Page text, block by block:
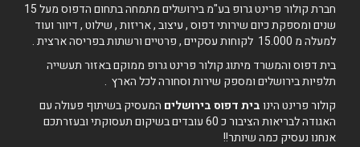
חברת קולור פרינט גרופ בע"מ בירושלים מתמחה בתחום הדפוס מעל 15
שנים ומספקת כיום שירותי דפוס , עיצוב , אריזות , שילוט , דיוור ועוד
למעלה מ 15.000 לקוחות עסקיים , פרטיים ורשתות בפריסה ארצית .
בית דפוס והמשרד מיתוג קולור פרינט גרופ ממוקם באזור תעשייה
תלפיות בירושלים ומספק שירות וסחורה לכל הארץ .
קולור פרינט הינובית דפוס בירושלים המעסיק בשיתוף פעולה עם
האגודה לבריאות הציבור כ 60 עובדים בשיקום תעסוקתי ובעזרתכם
אנחנו נעסיק כמה שיותר!!